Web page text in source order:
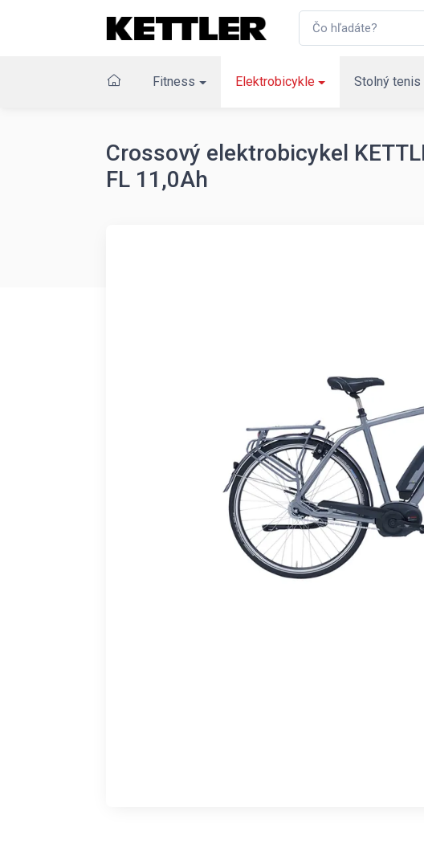
Fitness Elektrobicykle Stolný tenis
Crossový elektrobicykel
FL 11,0Ah